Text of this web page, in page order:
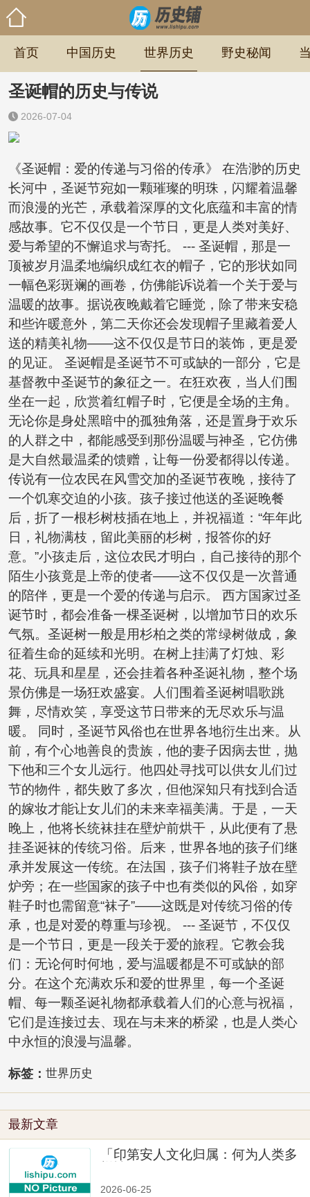
首页 中国历史 世界历史 野史秘闻
圣诞帽的历史与传说
2026-07-04
《圣诞帽：爱的传递与习俗的传承》 在浩渺的历史
长河中，圣诞节宛如一颗璀璨的明珠，闪耀着温馨
而浪漫的光芒，承载着深厚的文化底蕴和丰富的情
感故事。它不仅仅是一个节日，更是人类对美好、
爱与希望的不懈追求与寄托。 --- 圣诞帽，那是一
顶被岁月温柔地编织成红衣的帽子，它的形状如同
一幅色彩斑斓的画卷，仿佛能诉说着一个关于爱与
温暖的故事。据说夜晚戴着它睡觉，除了带来安稳
和些许暖意外，第二天你还会发现帽子里藏着爱人
送的精美礼物——这不仅仅是节日的装饰，更是爱
的见证。 圣诞帽是圣诞节不可或缺的一部分，它是
基督教中圣诞节的象征之一。在狂欢夜，当人们围
坐在一起，欣赏着红帽子时，它便是全场的主角。
无论你是身处黑暗中的孤独角落，还是置身于欢乐
的人群之中，都能感受到那份温暖与神圣，它仿佛
是大自然最温柔的馈赠，让每一份爱都得以传递。
传说有一位农民在风雪交加的圣诞节夜晚，接待了
一个饥寒交迫的小孩。孩子接过他送的圣诞晚餐
后，折了一根杉树枝插在地上，并祝福道：“年年此
日，礼物满枝，留此美丽的杉树，报答你的好
意。”小孩走后，这位农民才明白，自己接待的那个
陌生小孩竟是上帝的使者——这不仅仅是一次普通
的陪伴，更是一个爱的传递与启示。 西方国家过圣
诞节时，都会准备一棵圣诞树，以增加节日的欢乐
气氛。圣诞树一般是用杉柏之类的常绿树做成，象
征着生命的延续和光明。在树上挂满了灯烛、彩
花、玩具和星星，还会挂着各种圣诞礼物，整个场
景仿佛是一场狂欢盛宴。人们围着圣诞树唱歌跳
舞，尽情欢笑，享受这节日带来的无尽欢乐与温
暖。 同时，圣诞节风俗也在世界各地衍生出来。从
前，有个心地善良的贵族，他的妻子因病去世，抛
下他和三个女儿远行。他四处寻找可以供女儿们过
节的物件，都失败了多次，但他深知只有找到合适
的嫁妆才能让女儿们的未来幸福美满。于是，一天
晚上，他将长统袜挂在壁炉前烘干，从此便有了悬
挂圣诞袜的传统习俗。后来，世界各地的孩子们继
承并发展这一传统。在法国，孩子们将鞋子放在壁
炉旁；在一些国家的孩子中也有类似的风俗，如穿
鞋子时也需留意“袜子”——这既是对传统习俗的传
承，也是对爱的尊重与珍视。 --- 圣诞节，不仅仅
是一个节日，更是一段关于爱的旅程。它教会我
们：无论何时何地，爱与温暖都是不可或缺的部
分。在这个充满欢乐和爱的世界里，每一个圣诞
帽、每一颗圣诞礼物都承载着人们的心意与祝福，
它们是连接过去、现在与未来的桥梁，也是人类心
中永恒的浪漫与温馨。
标签： 世界历史
最新文章
「印第安人文化归属：何为人类多
2026-06-25